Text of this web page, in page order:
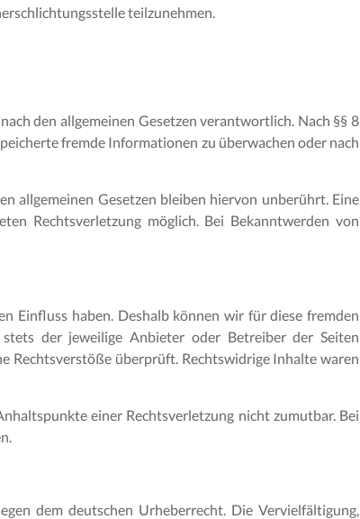
teilzunehmen.
den allgemeinen Gesetzen verantwortlich. Nach §§ 8
fremde Informationen zu überwachen oder nach
allgemeinen Gesetzen bleiben hiervon unberührt. Eine
Rechtsverletzung möglich. Bei Bekanntwerden von
Einfluss haben. Deshalb können wir für diese fremden
der jeweilige Anbieter oder Betreiber der Seiten
Rechtsverstöße überprüft. Rechtswidrige Inhalte waren
einer Rechtsverletzung nicht zumutbar. Bei
dem deutschen Urheberrecht. Die Vervielfältigung,